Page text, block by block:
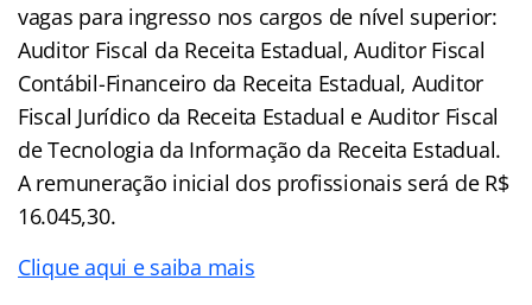
vagas para ingresso nos cargos de nível superior:
Auditor Fiscal da Receita Estadual, Auditor Fiscal
Contábil-Financeiro da Receita Estadual, Auditor
Fiscal Jurídico da Receita Estadual e Auditor Fiscal
de Tecnologia da Informação da Receita Estadual.
A remuneração inicial dos profissionais será de R$
16.045,30.
Clique aqui e saiba mais